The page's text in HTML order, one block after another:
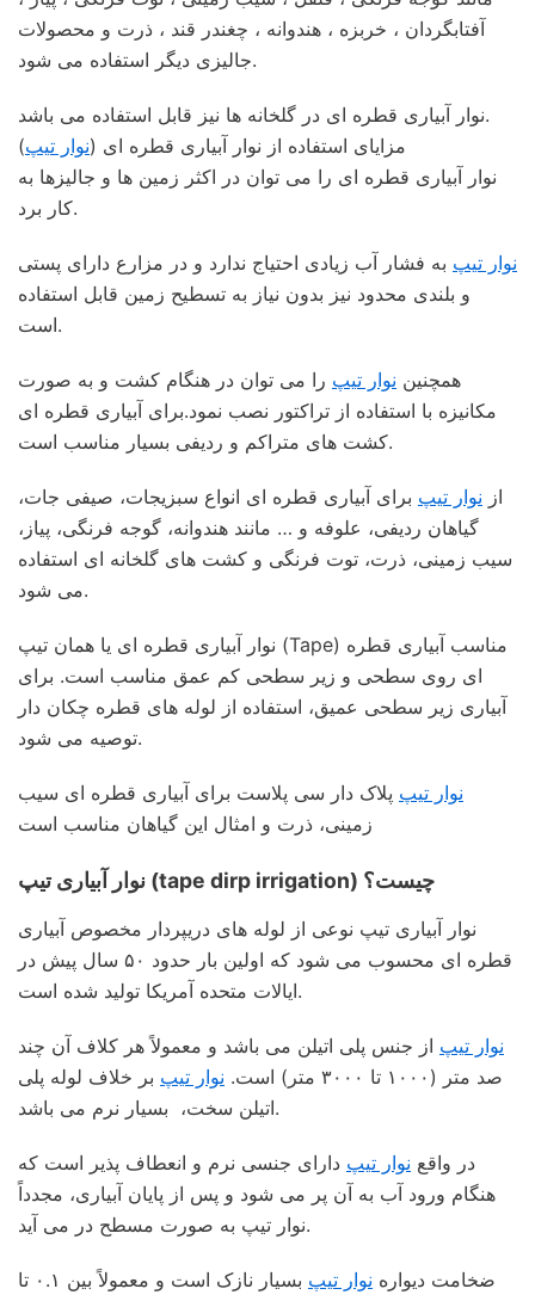
آفتابگردان ، خربزه ، هندوانه ، چغندر قند ، ذرت و محصولات
جالیزی دیگر استفاده می شود.
نوار آبیاری قطره ای در گلخانه ها نیز قابل استفاده می باشد.
مزایای استفاده از نوار آبیاری قطره ای (نوار تیپ)
نوار آبیاری قطره ای را می توان در اکثر زمین ها و جالیزها به
کار برد.
نوار تیپ به فشار آب زیادی احتیاج ندارد و در مزارع دارای پستی
و بلندی محدود نیز بدون نیاز به تسطیح زمین قابل استفاده
است.
همچنین نوار تیپ را می توان در هنگام کشت و به صورت
مکانیزه با استفاده از تراکتور نصب نمود.برای آبیاری قطره ای
کشت های متراکم و ردیفی بسیار مناسب است.
از نوار تیپ برای آبیاری قطره ای انواع سبزیجات، صیفی جات،
گیاهان ردیفی، علوفه و … مانند هندوانه، گوجه فرنگی، پیاز،
سیب زمینی، ذرت، توت فرنگی و کشت های گلخانه ای استفاده
می شود.
نوار آبیاری قطره ای یا همان تیپ (Tape) مناسب آبیاری قطره
ای روی سطحی و زیر سطحی کم عمق مناسب است. برای
آبیاری زیر سطحی عمیق، استفاده از لوله های قطره چکان دار
توصیه می شود.
نوار تیپ پلاک دار سی پلاست برای آبیاری قطره ای سیب
زمینی، ذرت و امثال این گیاهان مناسب است
نوار آبیاری تیپ (tape dirp irrigation) چیست؟
نوار آبیاری تیپ نوعی از لوله های دریپردار مخصوص آبیاری
قطره ای محسوب می شود که اولین بار حدود ۵۰ سال پیش در
ایالات متحده آمریکا تولید شده است.
نوار تیپ از جنس پلی اتیلن می باشد و معمولاً هر کلاف آن چند
صد متر (۱۰۰۰ تا ۳۰۰۰ متر) است.
نوار تیپ بر خلاف لوله پلی
اتیلن سخت، بسیار نرم می باشد.
در واقع نوار تیپ دارای جنسی نرم و انعطاف پذیر است که
هنگام ورود آب به آن پر می شود و پس از پایان آبیاری، مجدداً
نوار تیپ به صورت مسطح در می آید.
ضخامت دیواره نوار تیپ
بسیار نازک است و معمولاً بین ۰.۱ تا